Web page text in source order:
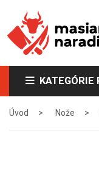
KATEGÓRIE
Úvod Nože